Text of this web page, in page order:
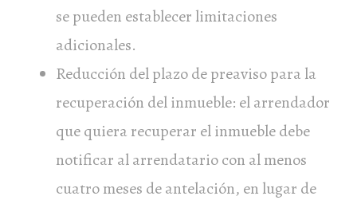
se pueden establecer limitaciones
adicionales.
Reducción del plazo de preaviso para la
recuperación del inmueble: el arrendador
que quiera recuperar el inmueble debe
notificar al arrendatario con al menos
cuatro meses de antelación, en lugar de